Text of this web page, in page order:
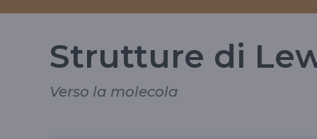
Strutture di
Verso la molecola